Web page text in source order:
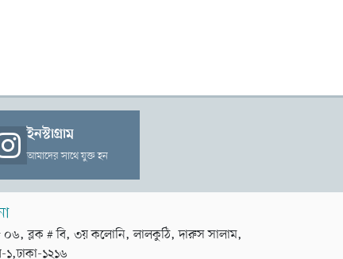
ইনস্টাগ্রাম
আমাদের সাথে যুক্ত হন
০৬, ব্লক # বি, ৩য় কলোনি, লালকুঠি, দারুস সালাম,
১,ঢাকা-১২১৬